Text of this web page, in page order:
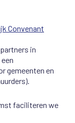
Convenant
in
gemeenten en
faciliteren we